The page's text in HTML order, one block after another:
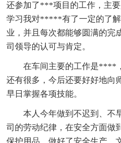
还参加了***项目的工作，主
学习我对*****有了一定的了
业，并且每次都能够圆满的完
司领导的认可与肯定。
在车间主要的工作是****
还有很多，今后还要好好地向
早日掌握各项技能。
本人今年做到不迟到、不
司的劳动纪律，在安全方面做